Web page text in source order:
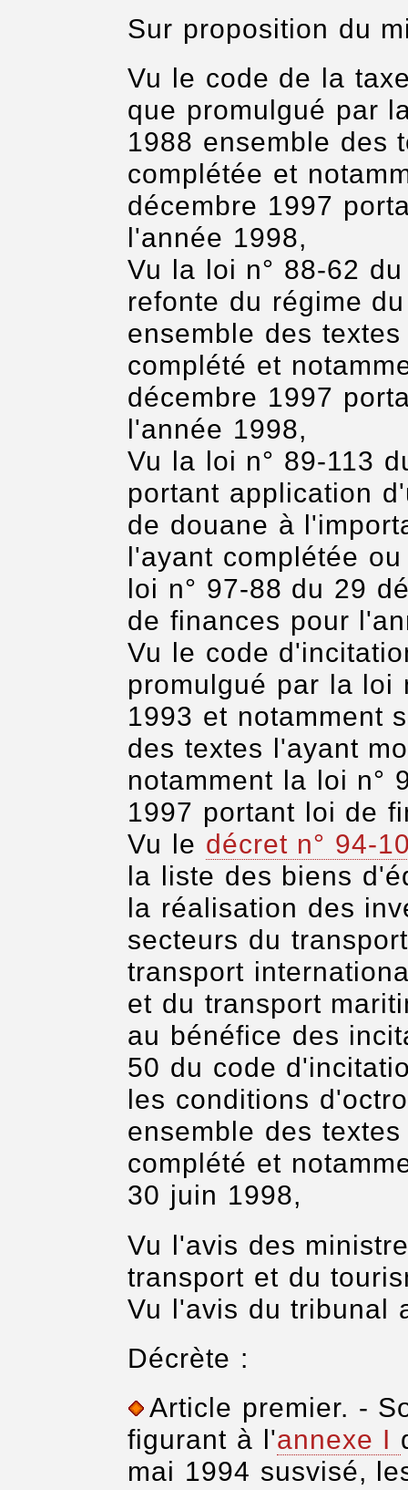
Sur proposition du
Vu le code de la
que promulgué par
1988 ensemble des
complétée et
décembre 1997
l'année 1998,
Vu la loi n° 88-62
refonte du régime
ensemble des
complété et
décembre 1997
l'année 1998,
Vu la loi n° 89-113
portant application
de douane à
l'ayant complétée
loi n° 97-88 du 29
de finances pour
Vu le code
promulgué par la loi
1993 et notamment
des textes l'ayant
notamment la loi n°
1997 portant loi de
Vu le décret n° 94-
la liste des biens
la réalisation des
secteurs du
transport
et du transport
au bénéfice des
50 du code
les conditions
ensemble des
complété et
30 juin 1998,
Vu l'avis des
transport et du
Vu l'avis du tribunal
Décrète :
Article premier. -
figurant à l'annexe I
mai 1994 susvisé,